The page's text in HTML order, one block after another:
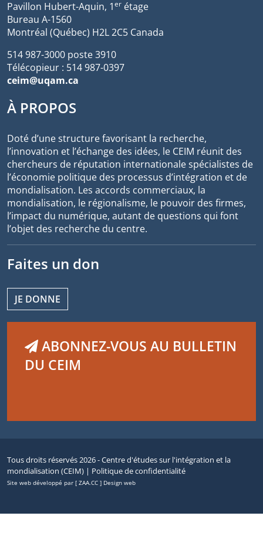
Pavillon Hubert-Aquin, 1er étage
Bureau A-1560
Montréal (Québec) H2L 2C5 Canada
514 987-3000 poste 3910
Télécopieur : 514 987-0397
ceim@uqam.ca
À PROPOS
Doté d’une structure favorisant la recherche,
l’innovation et l’échange des idées, le CEIM réunit des
chercheurs de réputation internationale spécialistes de
l’économie politique des processus d’intégration et de
mondialisation. Les accords commerciaux, la
mondialisation, le régionalisme, le pouvoir des firmes,
l’impact du numérique, autant de questions qui font
l’objet des recherche du centre.
Faites un don
JE DONNE
ABONNEZ-VOUS AU BULLETIN
DU CEIM
Tous droits réservés 2026 - Centre d'études sur l'intégration et la
mondialisation (CEIM) | Politique de confidentialité
Site web développé par [ ZAA.CC ] Design web